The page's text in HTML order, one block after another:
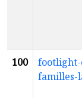
100
footlight-
familles-